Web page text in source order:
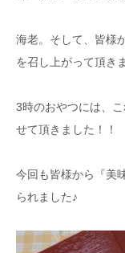
海老。そして、皆様
を召し上がって頂き
3時のおやつには、
せて頂きました！！
今回も皆様から『美
られました♪